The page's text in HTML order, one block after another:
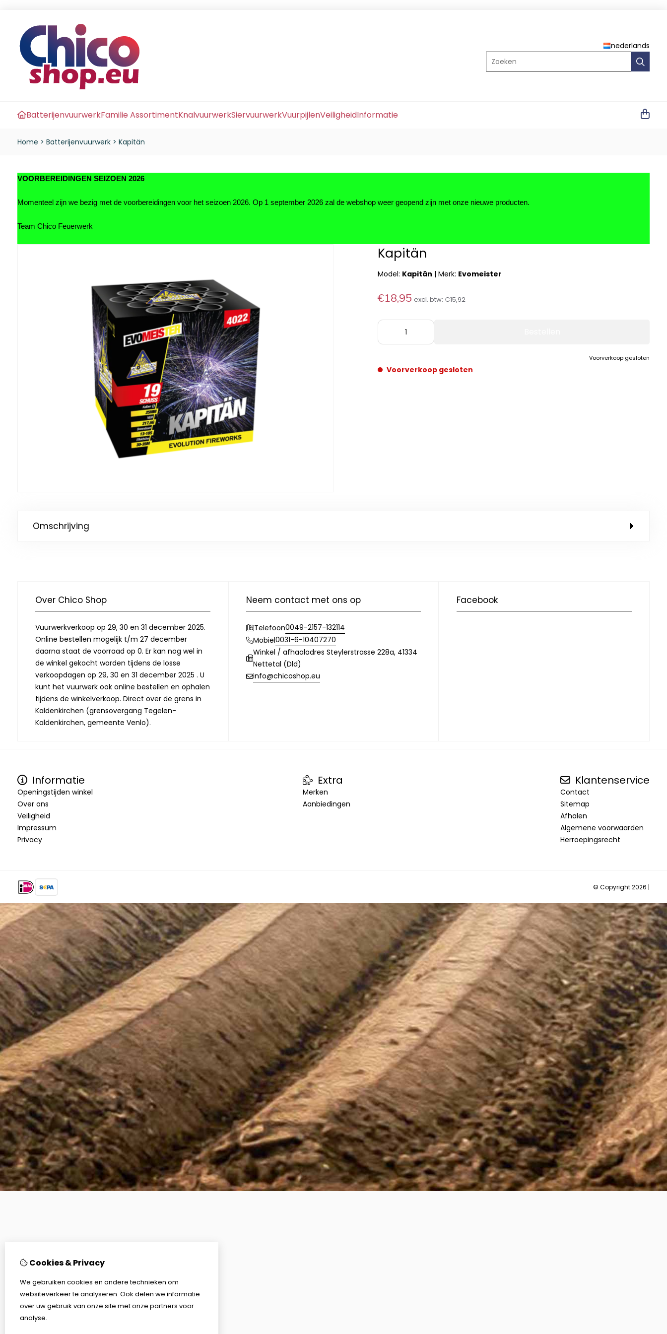
nederlands
Zoeken
BatterijenvuurwerkFamilie AssortimentKnalvuurwerkSiervuurwerkVuurpijlenVeiligheidInformatie
Home > Batterijenvuurwerk > Kapitän
VOORBEREIDINGEN SEIZOEN 2026
Momenteel zijn we bezig met de voorbereidingen voor het seizoen 2026. Op 1 september 2026 zal de webshop weer geopend zijn met onze nieuwe producten.
Team Chico Feuerwerk
Kapitän
Model: Kapitän |Merk: Evomeister
€18,95 excl. btw:€15,92
Voorverkoop gesloten
Voorverkoop gesloten
Omschrijving
Over Chico Shop
Vuurwerkverkoop op 29, 30 en 31 december 2025.
Online bestellen mogelijk t/m 27 december
daarna staat de voorraad op 0. Er kan nog wel in
de winkel gekocht worden tijdens de losse
verkoopdagen op 29, 30 en 31 december 2025 . U
kunt het vuurwerk ook online bestellen en ophalen
tijdens de winkelverkoop. Direct over de grens in
Kaldenkirchen (grensovergang Tegelen-
Kaldenkirchen, gemeente Venlo).
Neem contact met ons op
Telefoon0049-2157-132114
Mobiel0031-6-10407270
Winkel / afhaaladres Steylerstrasse 228a, 41334
Nettetal (Dld)
info@chicoshop.eu
Facebook
Informatie
Openingstijden winkel
Over ons
Veiligheid
Impressum
Privacy
Extra
Merken
Aanbiedingen
Klantenservice
Contact
Sitemap
Afhalen
Algemene voorwaarden
Herroepingsrecht
© Copyright 2026 |
Cookies & Privacy
We gebruiken cookies en andere technieken om
websiteverkeer te analyseren. Ook delen we informatie
over uw gebruik van onze site met onze partners voor
analyse.